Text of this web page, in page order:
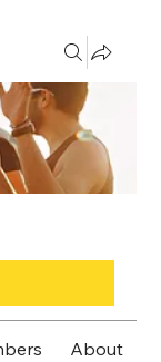
About